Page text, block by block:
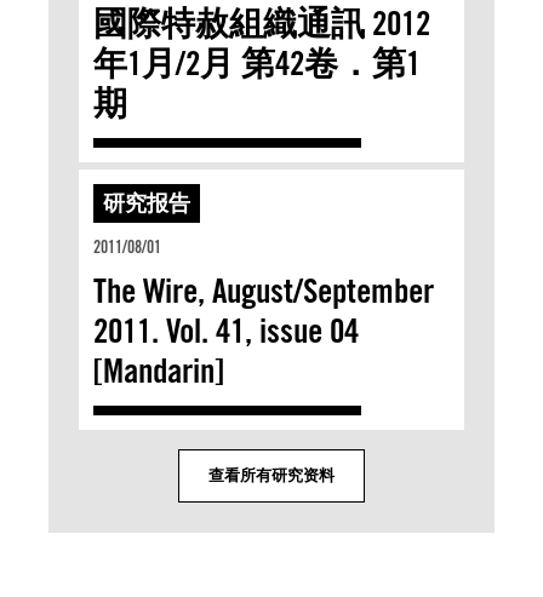
國際特赦組織通訊 2012
年1月/2月 第42卷．第1
期
研究报告
2011/08/01
The Wire, August/September
2011. Vol. 41, issue 04
[Mandarin]
查看所有研究资料